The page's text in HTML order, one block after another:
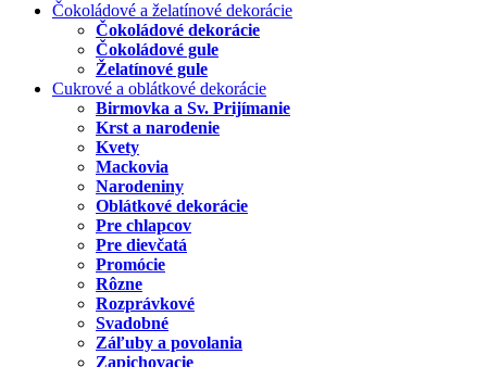
Čokoládové a želatínové dekorácie
Čokoládové dekorácie
Čokoládové gule
Želatínové gule
Cukrové a oblátkové dekorácie
Birmovka a Sv. Prijímanie
Krst a narodenie
Kvety
Mackovia
Narodeniny
Oblátkové dekorácie
Pre chlapcov
Pre dievčatá
Promócie
Rôzne
Rozprávkové
Svadobné
Záľuby a povolania
Zapichovacie